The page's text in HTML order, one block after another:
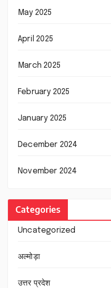
May 2025
April 2025
March 2025
February 2025
January 2025
December 2024
November 2024
Categories
Uncategorized
अल्मोड़ा
उत्तर प्रदेश